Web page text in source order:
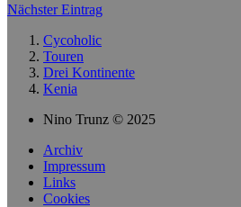
Nächster Eintrag
Cycoholic
Touren
Drei Kontinente
Kenia
Nino Trunz © 2025
Archiv
Impressum
Links
Cookies